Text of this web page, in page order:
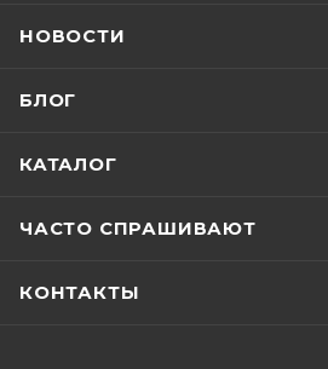
НОВОСТИ
БЛОГ
КАТАЛОГ
ЧАСТО СПРАШИВАЮТ
КОНТАКТЫ